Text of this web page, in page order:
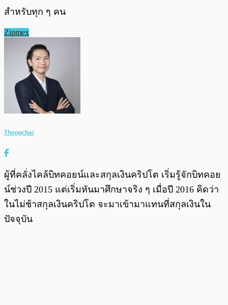
สำหรับทุก ๆ คน
Zipmex
Thongchai
ผู้ที่คลั่งไคล้บิทคอยน์และสกุลเงินคริปโต เริ่มรู้จักบิทคอย
น์ช่วงปี 2015 แต่เริ่มหันมาศึกษาจริง ๆ เมื่อปี 2016 คิดว่า
ในไม่ช้าสกุลเงินคริปโต จะมาเข้ามาแทนที่สกุลเงินใน
ปัจจุบัน